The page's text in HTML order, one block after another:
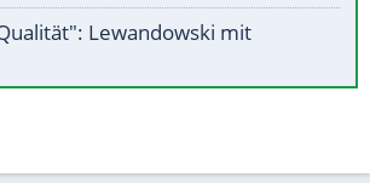
Lewandowski mit